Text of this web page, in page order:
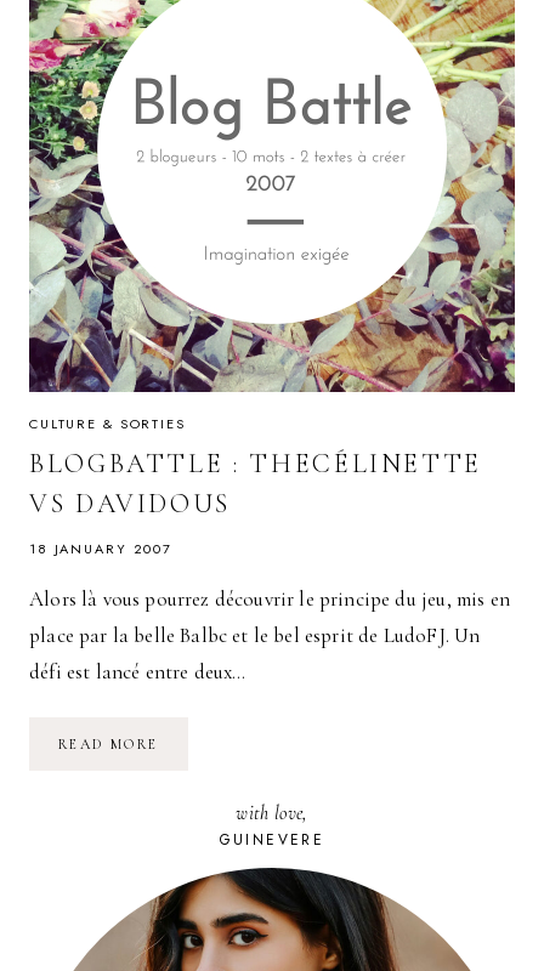
CULTURE & SORTIES
BLOGBATTLE : THECÉLINETTE
VS DAVIDOUS
18 JANUARY 2007
Alors là vous pourrez découvrir le principe du jeu, mis en
place par la belle Balbc et le bel esprit de LudoFJ. Un
défi est lancé entre deux…
READ MORE
DAVIDOUSwith love,
GUINEVERE